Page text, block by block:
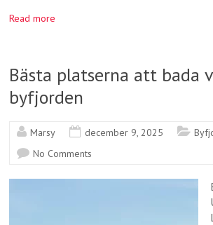
Read more
Bästa platserna att bada
byfjorden
Marsy december 9, 2025
No Comments